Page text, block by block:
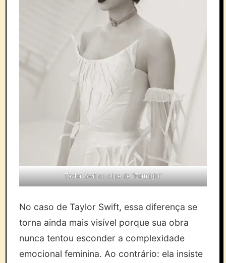
Taylor Swif no clipe de “Fortnight”
No caso de Taylor Swift, essa diferença se
torna ainda mais visível porque sua obra
nunca tentou esconder a complexidade
emocional feminina. Ao contrário: ela insiste